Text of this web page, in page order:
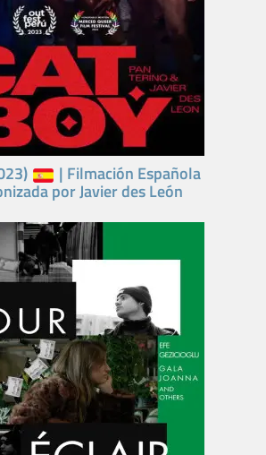
| Filmación Española
por Javier des León